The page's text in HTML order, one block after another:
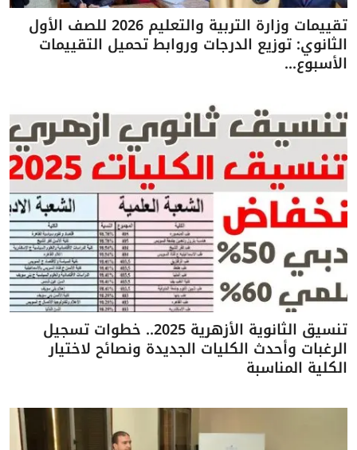
تقييمات وزارة التربية والتعليم 2026 للصف الأول
الثانوي: توزيع الدرجات وروابط تحميل التقييمات
الأسبوع...
تنسيق الثانوية الأزهرية 2025.. خطوات تسجيل
الرغبات وأحدث الكليات الجديدة ونصائح لاختيار
الكلية المناسبة